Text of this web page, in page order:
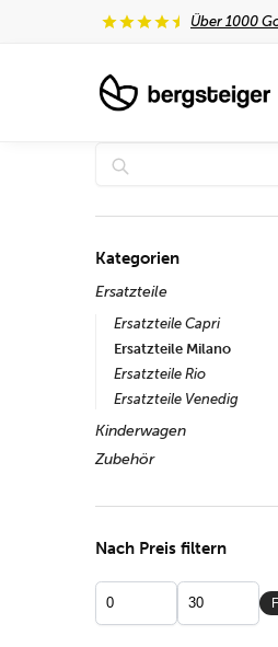
Über 1000
Unsere neuesten
Kategorien
Ersatzteile
Ersatzteile Capri
Ersatzteile Milano
Ersatzteile Rio
Ersatzteile Venedig
Kinderwagen
Zubehör
Nach Preis filtern